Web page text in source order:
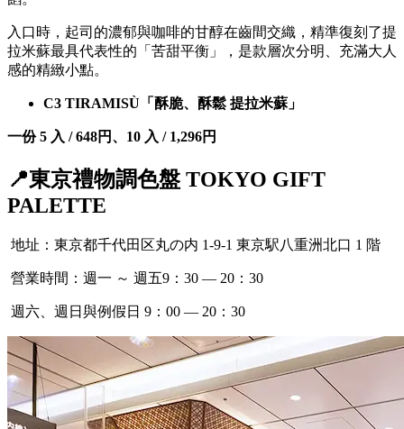
入口時，起司的濃郁與咖啡的甘醇在齒間交織，精準復刻了提
拉米蘇最具代表性的「苦甜平衡」，是款層次分明、充滿大人
感的精緻小點。
C3 TIRAMISÙ「酥脆、酥鬆 提拉米蘇」
一份 5 入 / 648円、10 入 / 1,296円
📍東京禮物調色盤 TOKYO GIFT
PALETTE
地址：東京都千代田区丸の内 1-9-1 東京駅八重洲北口 1 階
營業時間：週一 ～ 週五9：30 — 20：30
週六、週日與例假日 9：00 — 20：30